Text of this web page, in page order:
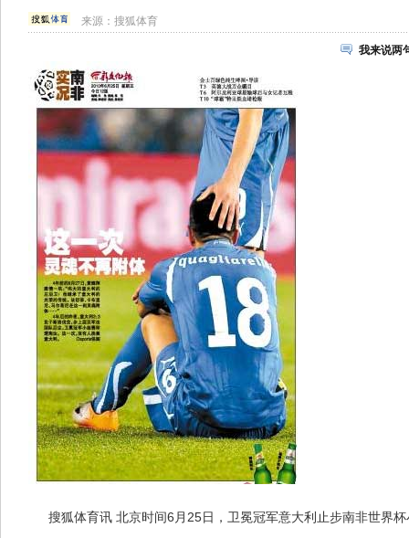
来源：搜狐体育
我来说两
搜狐体育讯 北京时间6月25日，卫冕冠军意大利止步南非世界杯